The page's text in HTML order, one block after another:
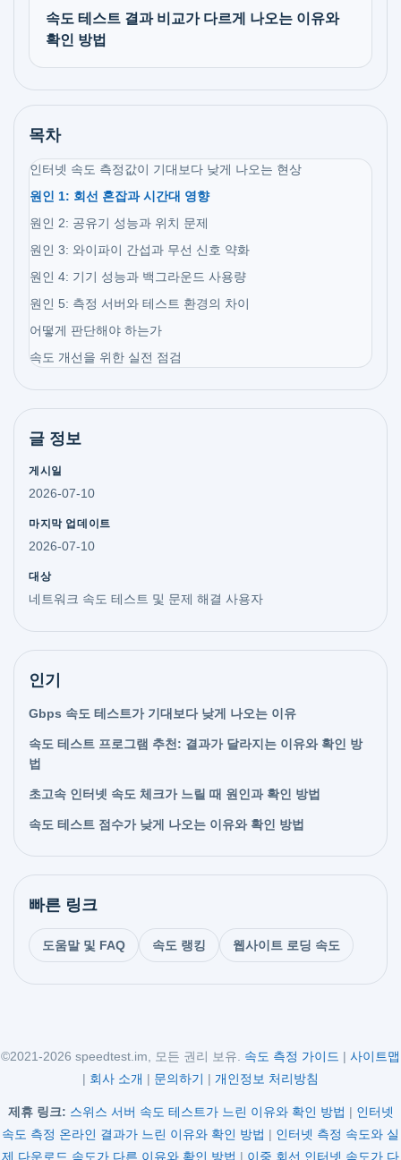
속도 테스트 결과 비교가 다르게 나오는 이유와
확인 방법
목차
인터넷 속도 측정값이 기대보다 낮게 나오는 현상
원인 1: 회선 혼잡과 시간대 영향
원인 2: 공유기 성능과 위치 문제
원인 3: 와이파이 간섭과 무선 신호 약화
원인 4: 기기 성능과 백그라운드 사용량
원인 5: 측정 서버와 테스트 환경의 차이
어떻게 판단해야 하는가
속도 개선을 위한 실전 점검
글 정보
게시일
2026-07-10
마지막 업데이트
2026-07-10
대상
네트워크 속도 테스트 및 문제 해결 사용자
인기
Gbps 속도 테스트가 기대보다 낮게 나오는 이유
속도 테스트 프로그램 추천: 결과가 달라지는 이유와 확인 방
법
초고속 인터넷 속도 체크가 느릴 때 원인과 확인 방법
속도 테스트 점수가 낮게 나오는 이유와 확인 방법
빠른 링크
도움말 및 FAQ 속도 랭킹 웹사이트 로딩 속도
©2021-2026 speedtest.im, 모든 권리 보유. 속도 측정 가이드 | 사이트맵
| 회사 소개 | 문의하기 | 개인정보 처리방침
제휴 링크: 스위스 서버 속도 테스트가 느린 이유와 확인 방법 | 인터넷
속도 측정 온라인 결과가 느린 이유와 확인 방법 | 인터넷 측정 속도와 실
제 다운로드 속도가 다른 이유와 확인 방법 | 이중 회선 인터넷 속도가 다